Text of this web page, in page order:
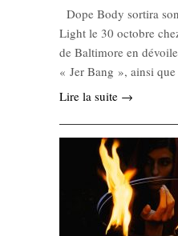
Dope Body sortira
Light le 30 octobre
de Baltimore en
« Jer Bang », ainsi
Lire la suite →